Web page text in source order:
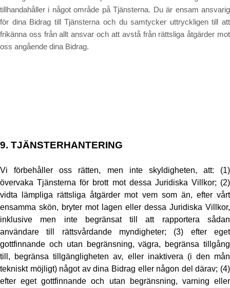
tillhandahåller i något område på Tjänsterna. Du är ensam ansvarig
för dina Bidrag till Tjänsterna och du samtycker uttryckligen till att
frikänna oss från allt ansvar och att avstå från rättsliga åtgärder mot
oss angående dina Bidrag.
9. TJÄNSTERHANTERING
Vi förbehåller oss rätten, men inte skyldigheten, att: (1)
övervaka Tjänsterna för brott mot dessa Juridiska Villkor; (2)
vidta lämpliga rättsliga åtgärder mot vem som än, efter vårt
ensamma skön, bryter mot lagen eller dessa Juridiska Villkor,
inklusive men inte begränsat till att rapportera sådan
användare till rättsvårdande myndigheter; (3) efter eget
gottfinnande och utan begränsning, vägra, begränsa tillgång
till, begränsa tillgängligheten av, eller inaktivera (i den mån
tekniskt möjligt) något av dina Bidrag eller någon del därav; (4)
efter eget gottfinnande och utan begränsning, varning eller